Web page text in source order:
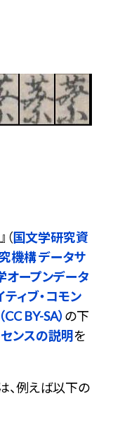
』（国文学研究資
機構 データサ
ープンデータ
ティブ・コモン
BY-SA） の下
ンスの説明を
、例えば以下の